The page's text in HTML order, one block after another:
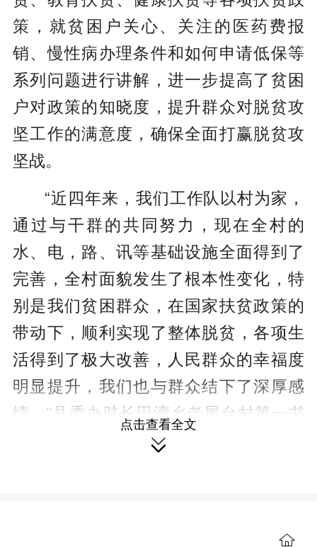
策，就贫困户关心、关注的医药费报
销、慢性病办理条件和如何申请低保等
系列问题进行讲解，进一步提高了贫困
户对政策的知晓度，提升群众对脱贫攻
坚工作的满意度，确保全面打赢脱贫攻
坚战。
“近四年来，我们工作队以村为家，
通过与干群的共同努力，现在全村的
水、电，路、讯等基础设施全面得到了
完善，全村面貌发生了根本性变化，特
别是我们贫困群众，在国家扶贫政策的
带动下，顺利实现了整体脱贫，各项生
活得到了极大改善，人民群众的幸福度
明显提升，我们也与群众结下了深厚感
情。”县委办驻长田湾乡老屋台村第一书
记、工作队队长向志军说。
点击查看全文
